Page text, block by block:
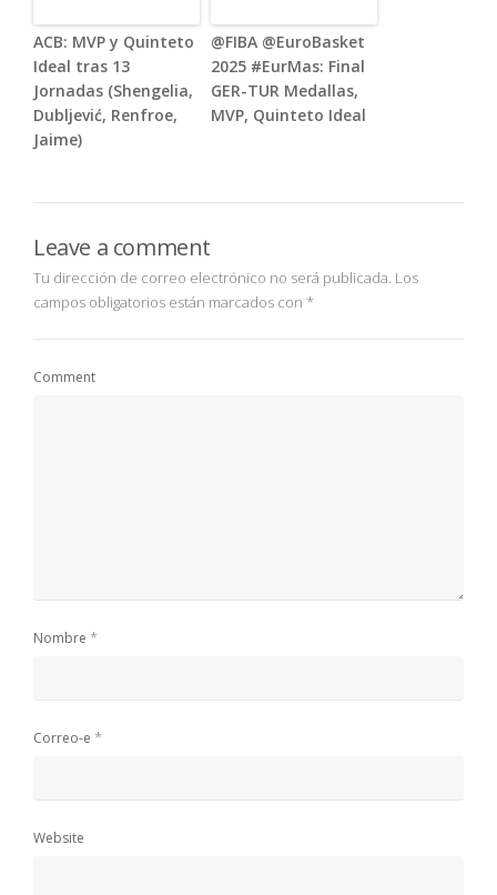
ACB: MVP y Quinteto
Ideal tras 13
Jornadas (Shengelia,
Dubljević, Renfroe,
Jaime)
@FIBA @EuroBasket
2025 #EurMas: Final
GER-TUR Medallas,
MVP, Quinteto Ideal
Leave a comment
Tu dirección de correo electrónico no será publicada. Los
campos obligatorios están marcados con *
Comment
Nombre *
Correo-e *
Website